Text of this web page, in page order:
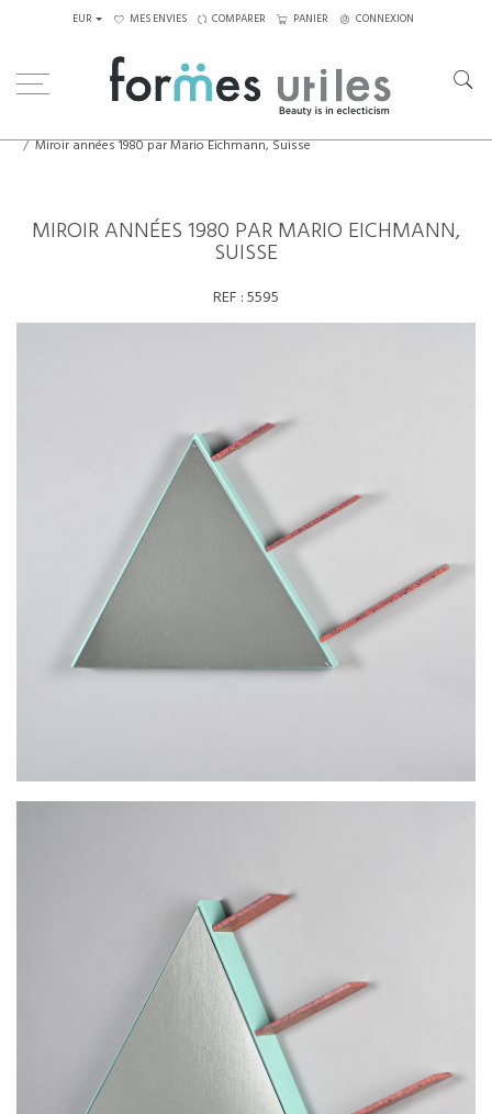
EUR MES ENVIES COMPARER PANIER CONNEXION
Miroir années 1980 par Mario Eichmann, Suisse
MIROIR ANNÉES 1980 PAR MARIO EICHMANN,
SUISSE
REF :5595